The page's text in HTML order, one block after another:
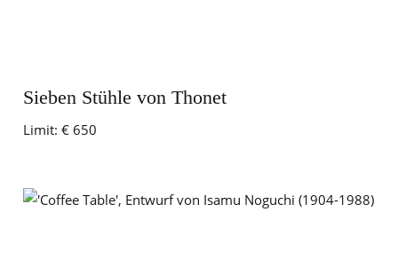
Sieben Stühle von Thonet
Limit: € 650